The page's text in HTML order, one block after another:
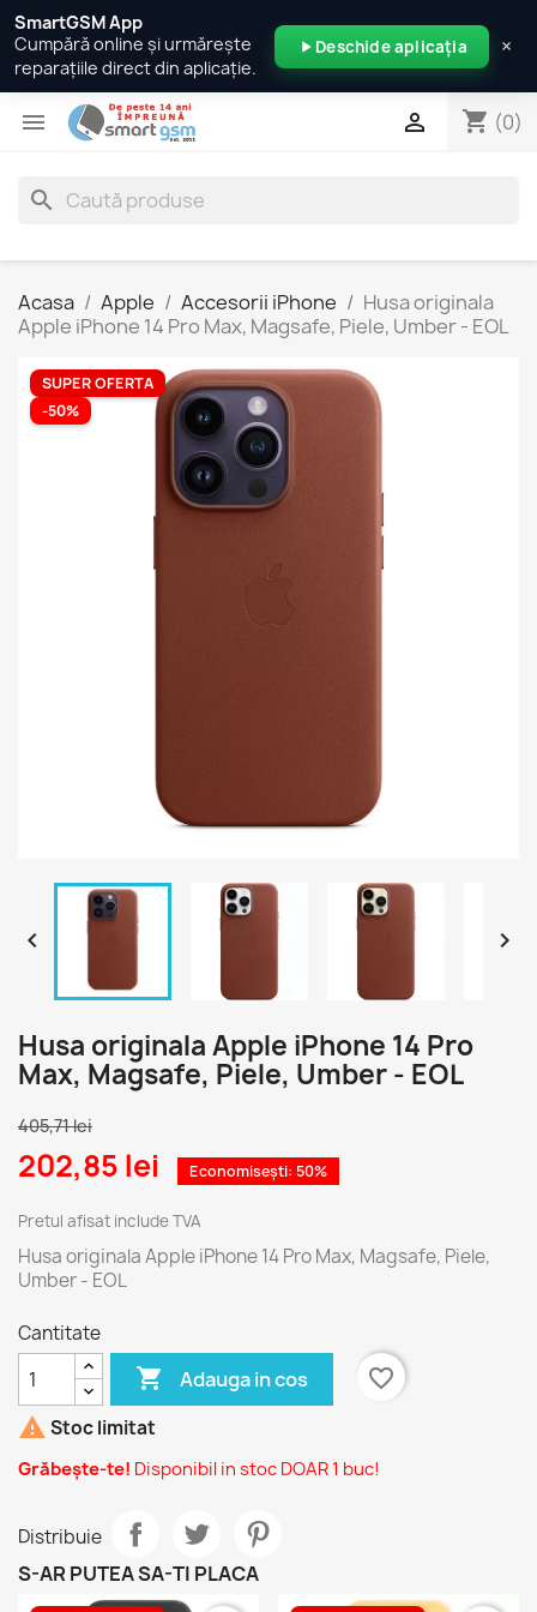
 shopping_cart (0)

search
Acasa Apple Accesorii iPhone
Husa originala
Apple iPhone 14 Pro Max, Magsafe, Piele, Umber - EOL
SUPER OFERTA
-50%
 
Husa originala Apple iPhone 14 Pro
Max, Magsafe, Piele, Umber - EOL
405,71 lei
202,85 lei Economisești: 50%
Pretul afisat include TVA
Husa originala Apple iPhone 14 Pro Max, Magsafe, Piele,
Umber - EOL
Cantitate
 Adauga in cos
favorite_border
 Stoc limitat
Grăbește-te! Disponibil in stoc DOAR 1 buc!
Distribuie
S-AR PUTEA SA-TI PLACA
SmartGSM App
Cumpără online și urmărește
reparațiile direct din aplicație.
Deschide aplicația ×